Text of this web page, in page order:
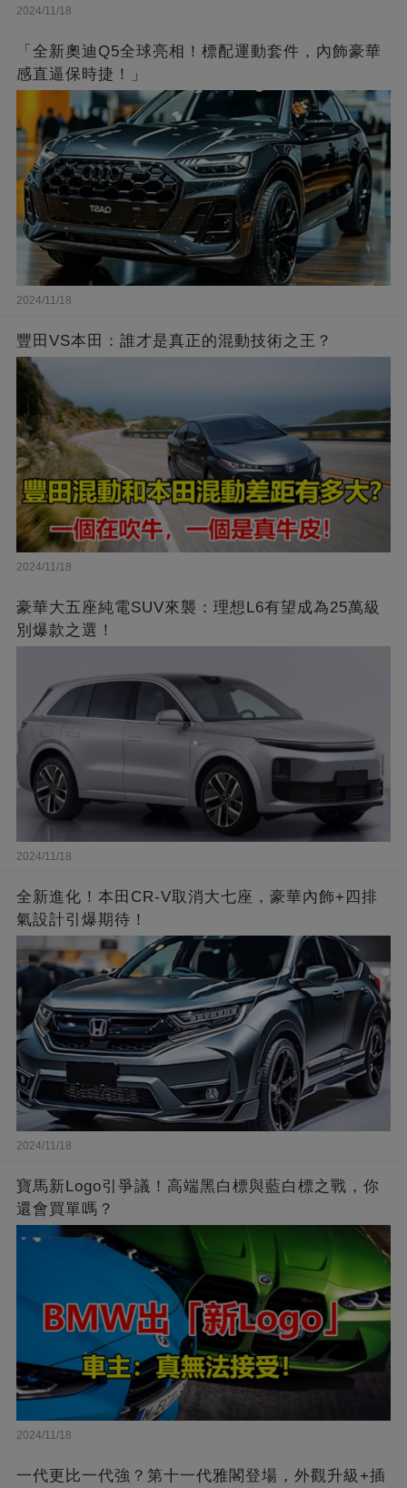
2024/11/18
「全新奧迪Q5全球亮相！標配運動套件，內飾豪華
感直逼保時捷！」
2024/11/18
豐田VS本田：誰才是真正的混動技術之王？
2024/11/18
豪華大五座純電SUV來襲：理想L6有望成為25萬級
別爆款之選！
2024/11/18
全新進化！本田CR-V取消大七座，豪華內飾+四排
氣設計引爆期待！
2024/11/18
寶馬新Logo引爭議！高端黑白標與藍白標之戰，你
還會買單嗎？
2024/11/18
一代更比一代強？第十一代雅閣登場，外觀升級+插